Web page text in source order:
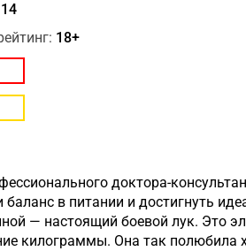
14
18+
доктора-
в питании и достигнуть
— настоящий боевой лук. Это
килограммы. Она так